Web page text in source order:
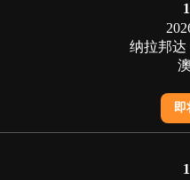
纳拉邦达
即